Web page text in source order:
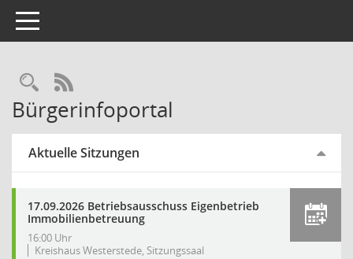
Toggle navigation
Rechercheauswahl
RSS-Feed
Bürgerinfoportal
Aktuelle Sitzungen
17.09.2026 Betriebsausschuss Eigenbetrieb
Immobilienbetreuung
16:00 Uhr
Kreishaus Westerstede, Sitzungssaal